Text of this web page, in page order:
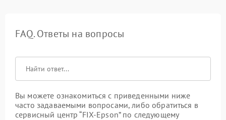
FAQ. Ответы на вопросы
Вы можете ознакомиться с приведенными ниже
часто задаваемыми вопросами, либо обратиться в
сервисный центр “FIX-Epson” по следующему